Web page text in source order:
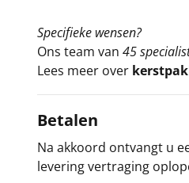
Specifieke wensen?
Ons team van 45
Lees meer over
Betalen
Na akkoord ontvangt u
levering vertraging